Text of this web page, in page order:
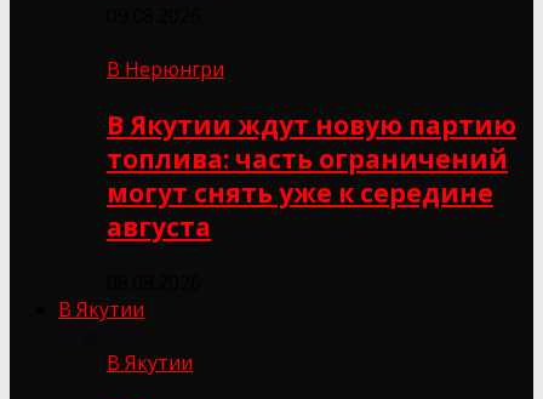
В Нерюнгри
В Якутии ждут новую партию
топлива: часть ограничений
могут снять уже к середине
августа
В Якутии
В Якутии